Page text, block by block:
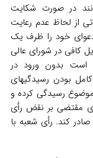
در صورت شکایت
از لحاظ عدم رعایت
خود را ظرف یک
کافی در شورای عالی
است بدون ورود در
بودن رسیدگیهای
رسیدگی کرده و
مقتضی بر نقض رأی
کند. رأی شعبه با